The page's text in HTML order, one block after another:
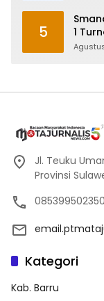
5
1
Jl. Teuku
Provinsi
085399502350
Kategori
Kab. Barru